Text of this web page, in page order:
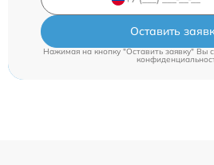
Оставить
Нажимая на кнопку "Оставить заявку" Вы